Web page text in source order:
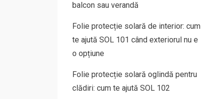
balcon sau verandă
Folie protecție solară de interior: cum
te ajută SOL 101 când exteriorul nu e
o opțiune
Folie protecție solară oglindă pentru
clădiri: cum te ajută SOL 102